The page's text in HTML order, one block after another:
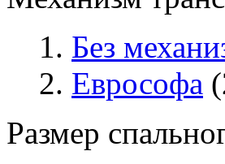
Без
Еврософа
Размер